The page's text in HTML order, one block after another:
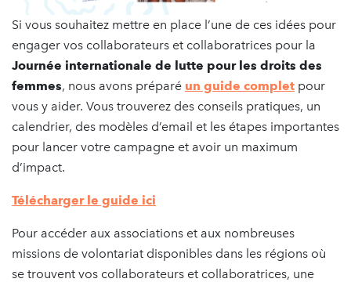
Si vous souhaitez mettre en place l’une de ces idées pour
engager vos collaborateurs et collaboratrices pour la
Journée internationale de lutte pour les droits des
femmes, nous avons préparé un guide complet pour
vous y aider. Vous trouverez des conseils pratiques, un
calendrier, des modèles d’email et les étapes importantes
pour lancer votre campagne et avoir un maximum
d’impact.
Télécharger le guide ici
Pour accéder aux associations et aux nombreuses
missions de volontariat disponibles dans les régions où
se trouvent vos collaborateurs et collaboratrices, une